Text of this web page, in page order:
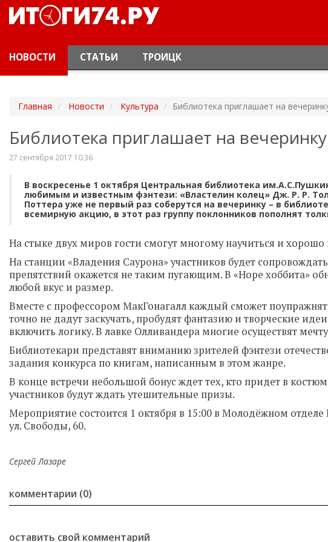
НОВОСТИ СТАТЬИ ТРОИЦК
Главная Новости Культура Библиотека приглашает на
Библиотека приглашает на
27 сентября 2017 10:36
В воскресенье 1 октября Центральная библиотека
любимым и известным фэнтези: «Властелин колец» Дж. Р. Р.
Поттера уже не первый раз соберутся на вечеринку – в
всемирную акцию, в этот раз группу поклонников пополнят
На стыке двух миров гости смогут многому научиться и
На станции «Владения Саурона» участников будет
препятствий окажется не таким пугающим. В «Норе хоббита»
любой вкус и размер.
Вместе с профессором МакГонагалл каждый сможет
точно не дадут заскучать, пробудят фантазию и творческие
включить логику. В лавке Олливандера многие осуществят
Библиотекари представят вниманию зрителей фэнтези
задания конкурса по книгам, написанным в этом жанре.
В конце встречи небольшой бонус ждет тех, кто придет в
участников будут ждать утешительные призы.
Мероприятие состоится 1 октября в 15:00 в Молодёжном
ул. Свободы, 60.
Сергей Лазаре
комментарии (0)
оставить свой комментарий